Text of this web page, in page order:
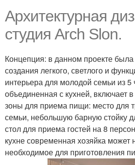
Архитектурная
студия Arch Slon.
Концепция: в данном проекте
создания легкого, светлого и
интерьера для молодой семьи из 5
объединенная с кухней, включает
зоны для приема пищи: место для
семьи, небольшую барную стойку
стол для приема гостей на 8
кухне современная хозяйка может
необходимое для приготовления